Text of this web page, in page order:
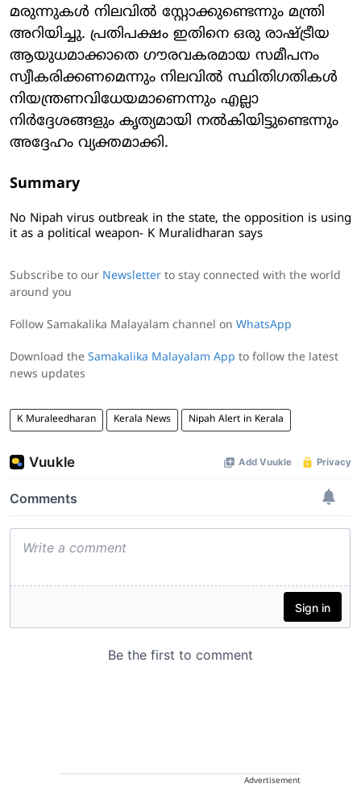
മരുന്നുകള്‍ നിലവില്‍ സ്റ്റോക്കുണ്ടെന്നും മന്ത്രി
അറിയിച്ചു. പ്രതിപക്ഷം ഇതിനെ ഒരു രാഷ്ട്രീയ
ആയുധമാക്കാതെ ഗൗരവകരമായ സമീപനം
സ്വീകരിക്കണമെന്നും നിലവില്‍ സ്ഥിതിഗതികള്‍
നിയന്ത്രണവിധേയമാണെന്നും എല്ലാ
നിര്‍ദ്ദേശങ്ങളും കൃത്യമായി നല്‍കിയിട്ടുണ്ടെന്നും
അദ്ദേഹം വ്യക്തമാക്കി.
Summary
No Nipah virus outbreak in the state, the opposition is using
it as a political weapon- K Muralidharan says
Subscribe to our Newsletter to stay connected with the world
around you
Follow Samakalika Malayalam channel on WhatsApp
Download the Samakalika Malayalam App to follow the latest
news updates
K Muraleedharan Kerala News Nipah Alert in Kerala
Advertisement